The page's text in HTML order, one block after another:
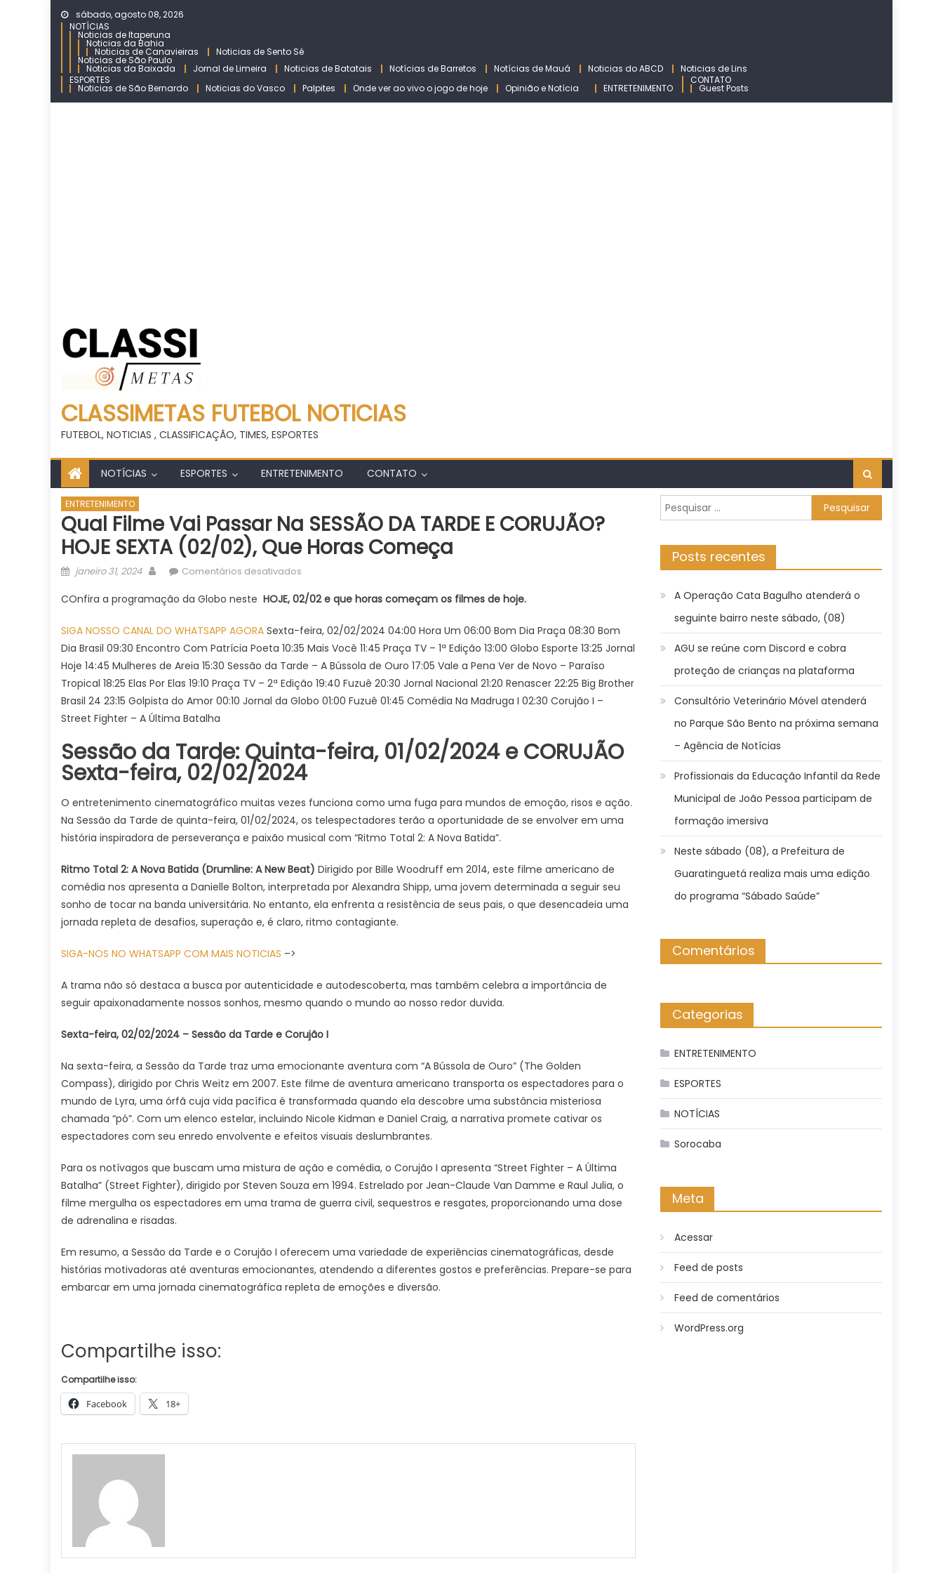
Skip
content
sábado, agosto 08, 2026
NOTÍCIAS
Noticias de Itaperuna
Noticias da Bahia
Noticias de Canavieiras Noticias de Sento Sé
Noticias de São Paulo
Noticias da Baixada Jornal de Limeira Noticias de Batatais Notícias de Barretos Notícias de Mauá Noticias do ABCD
Noticias de Lins
ESPORTES
Noticias de São Bernardo Noticias do Vasco Palpites Onde ver ao vivo o jogo de hoje Opinião e Notícia ENTRETENIMENTO
CONTATO
Guest Posts
CLASSIMETAS FUTEBOL NOTICIAS
FUTEBOL, NOTICIAS , CLASSIFICAÇÃO, TIMES, ESPORTES
NOTÍCIAS ESPORTES ENTRETENIMENTO CONTATO
ENTRETENIMENTO
Qual Filme Vai Passar Na SESSÃO DA TARDE E CORUJÃO?
HOJE SEXTA (02/02), Que Horas Começa
Posted
janeiro 31, 2024 AuthorComentários desativados
filme
passar
na
SESSÃO
DA
TARDE
HOJE
SEXTA
(02/02),
Que
começa
COnfira a programação da Globo neste HOJE, 02/02 e que horas começam os filmes de hoje.
SIGA NOSSO CANAL DO WHATSAPP AGORA Sexta-feira, 02/02/2024 04:00 Hora Um 06:00 Bom Dia Praça 08:30 Bom
Dia Brasil 09:30 Encontro Com Patrícia Poeta 10:35 Mais Você 11:45 Praça TV – 1ª Edição 13:00 Globo Esporte 13:25 Jornal
Hoje 14:45 Mulheres de Areia 15:30 Sessão da Tarde – A Bússola de Ouro 17:05 Vale a Pena Ver de Novo – Paraíso
Tropical 18:25 Elas Por Elas 19:10 Praça TV – 2ª Edição 19:40 Fuzuê 20:30 Jornal Nacional 21:20 Renascer 22:25 Big Brother
Brasil 24 23:15 Golpista do Amor 00:10 Jornal da Globo 01:00 Fuzuê 01:45 Comédia Na Madruga I 02:30 Corujão I –
Street Fighter – A Última Batalha
Sessão da Tarde: Quinta-feira, 01/02/2024 e CORUJÃO
Sexta-feira, 02/02/2024
O entretenimento cinematográfico muitas vezes funciona como uma fuga para mundos de emoção, risos e ação.
Na Sessão da Tarde de quinta-feira, 01/02/2024, os telespectadores terão a oportunidade de se envolver em uma
história inspiradora de perseverança e paixão musical com “Ritmo Total 2: A Nova Batida”.
Ritmo Total 2: A Nova Batida (Drumline: A New Beat) Dirigido por Bille Woodruff em 2014, este filme americano de
comédia nos apresenta a Danielle Bolton, interpretada por Alexandra Shipp, uma jovem determinada a seguir seu
sonho de tocar na banda universitária. No entanto, ela enfrenta a resistência de seus pais, o que desencadeia uma
jornada repleta de desafios, superação e, é claro, ritmo contagiante.
SIGA-NOS NO WHATSAPP COM MAIS NOTICIAS –>
A trama não só destaca a busca por autenticidade e autodescoberta, mas também celebra a importância de
seguir apaixonadamente nossos sonhos, mesmo quando o mundo ao nosso redor duvida.
Sexta-feira, 02/02/2024 – Sessão da Tarde e Corujão I
Na sexta-feira, a Sessão da Tarde traz uma emocionante aventura com “A Bússola de Ouro” (The Golden
Compass), dirigido por Chris Weitz em 2007. Este filme de aventura americano transporta os espectadores para o
mundo de Lyra, uma órfã cuja vida pacífica é transformada quando ela descobre uma substância misteriosa
chamada “pó”. Com um elenco estelar, incluindo Nicole Kidman e Daniel Craig, a narrativa promete cativar os
espectadores com seu enredo envolvente e efeitos visuais deslumbrantes.
Para os notívagos que buscam uma mistura de ação e comédia, o Corujão I apresenta “Street Fighter – A Última
Batalha” (Street Fighter), dirigido por Steven Souza em 1994. Estrelado por Jean-Claude Van Damme e Raul Julia, o
filme mergulha os espectadores em uma trama de guerra civil, sequestros e resgates, proporcionando uma dose
de adrenalina e risadas.
Em resumo, a Sessão da Tarde e o Corujão I oferecem uma variedade de experiências cinematográficas, desde
histórias motivadoras até aventuras emocionantes, atendendo a diferentes gostos e preferências. Prepare-se para
embarcar em uma jornada cinematográfica repleta de emoções e diversão.
Compartilhe isso:
Compartilhe isso:
Facebook 18+
Pesquisar
por:
Posts recentes
A Operação Cata Bagulho atenderá o
seguinte bairro neste sábado, (08)
AGU se reúne com Discord e cobra
proteção de crianças na plataforma
Consultório Veterinário Móvel atenderá
no Parque São Bento na próxima semana
– Agência de Notícias
Profissionais da Educação Infantil da Rede
Municipal de João Pessoa participam de
formação imersiva
Neste sábado (08), a Prefeitura de
Guaratinguetá realiza mais uma edição
do programa “Sábado Saúde”
Comentários
Categorias
ENTRETENIMENTO
ESPORTES
NOTÍCIAS
Sorocaba
Meta
Acessar
Feed de posts
Feed de comentários
WordPress.org